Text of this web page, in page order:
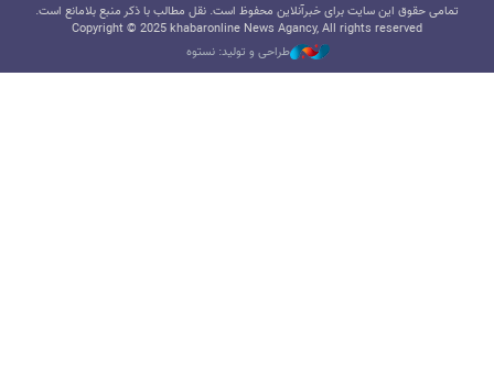
تمامی حقوق این سایت برای خبرآنلاین محفوظ است. نقل مطالب با ذکر منبع بلامانع است.
Copyright © 2025 khabaronline News Agancy, All rights reserved
طراحی و تولید: نستوه